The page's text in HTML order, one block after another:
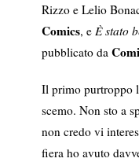
Rizzo e Lelio
Comics, e È stato
pubblicato da
Il primo purtroppo
scemo. Non sto a
non credo vi
fiera ho avuto